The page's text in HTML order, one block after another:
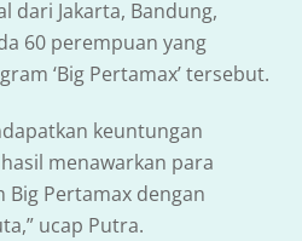
dari Jakarta, Bandung,
60 perempuan yang
‘Big Pertamax’ tersebut.
keuntungan
menawarkan para
Pertamax dengan
ucap Putra.